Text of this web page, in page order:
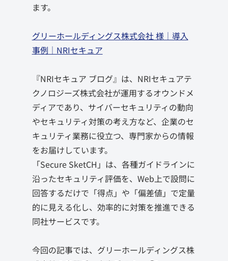
ます。
グリーホールディングス株式会社 様｜導入
事例｜NRIセキュア
『NRIセキュア ブログ』は、NRIセキュアテ
クノロジーズ株式会社が運用するオウンドメ
ディアであり、サイバーセキュリティの動向
やセキュリティ対策の考え方など、企業のセ
キュリティ業務に役立つ、専門家からの情報
をお届けしています。
「Secure SketCH」は、各種ガイドラインに
沿ったセキュリティ評価を、Web上で設問に
回答するだけで「得点」や「偏差値」で定量
的に見える化し、効率的に対策を推進できる
同社サービスです。
今回の記事では、グリーホールディングス株